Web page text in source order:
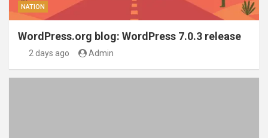
NATION
WordPress.org blog: WordPress 7.0.3 release
2 days ago Admin